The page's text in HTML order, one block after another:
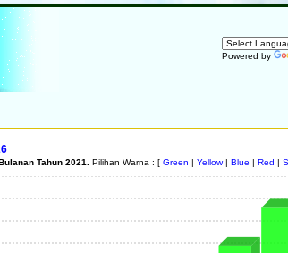
Powered by
Tahun 2021. Pilihan Warna : [ Green | Yellow| Blue | Red |